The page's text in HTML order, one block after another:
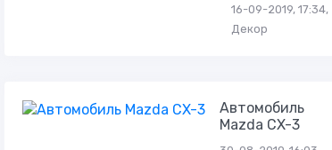
16-09-2019, 17:34,
Декор
Автомобиль
Mazda CX-3